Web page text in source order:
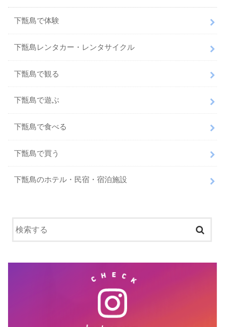
下甑島で体験
下甑島レンタカー・レンタサイクル
下甑島で観る
下甑島で遊ぶ
下甑島で食べる
下甑島で買う
下甑島のホテル・民宿・宿泊施設